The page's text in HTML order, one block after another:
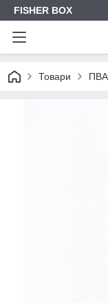
FISHER BOX
Товари